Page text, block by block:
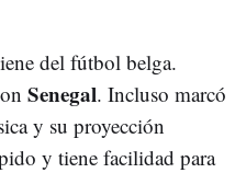
del fútbol belga.
Senegal. Incluso marcó
y su proyección
y tiene facilidad para